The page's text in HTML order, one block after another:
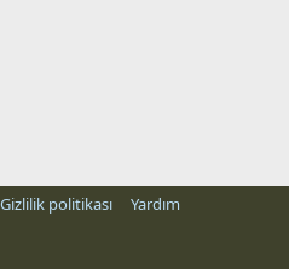
Gizlilik politikası
Yardım